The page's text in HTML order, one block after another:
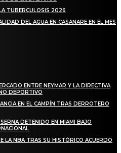
TUBERCULOSIS 2026
DEL AGUA EN CASANARE EN EL MES
ENTRE NEYMAR Y LA DIRECTIVA
DEPORTIVO
EN EL CAMPÍN TRAS DERROTERO
DETENIDO EN MIAMI BAJO
LA NBA TRAS SU HISTÓRICO ACUERDO